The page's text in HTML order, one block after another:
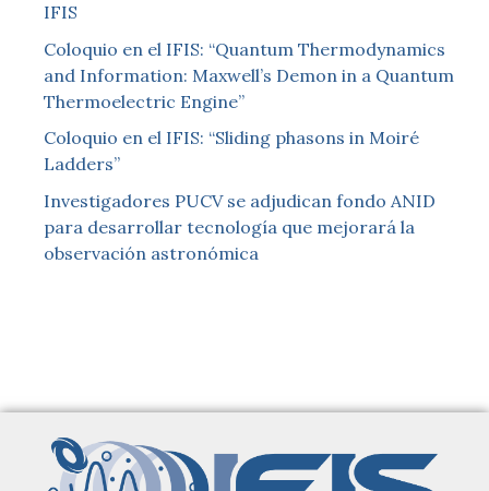
IFIS
Coloquio en el IFIS: “Quantum Thermodynamics
and Information: Maxwell’s Demon in a Quantum
Thermoelectric Engine”
Coloquio en el IFIS: “Sliding phasons in Moiré
Ladders”
Investigadores PUCV se adjudican fondo ANID
para desarrollar tecnología que mejorará la
observación astronómica